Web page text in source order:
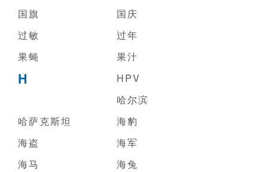
国旗
国庆
过敏
过年
果蝇
果汁
H
HPV
哈尔滨
哈萨克斯坦
海豹
海盗
海军
海马
海兔